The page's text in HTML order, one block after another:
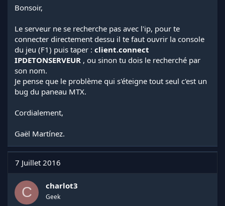
Bonsoir,
Le serveur ne se recherche pas avec l'ip, pour te
connecter directement dessu il te faut ouvrir la console
du jeu (F1) puis taper : client.connect
IPDETONSERVEUR , ou sinon tu dois le recherché par
son nom.
Je pense que le problème qui s'éteigne tout seul c'est un
bug du paneau MTX.
Cordialement,
Gaël Martínez.
7 Juillet 2016
C charlot3
Geek